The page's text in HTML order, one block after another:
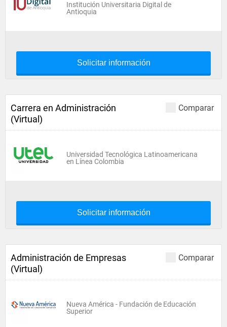
Institución Universitaria Digital de
Antioquia
Solicitar información
Comparar
Carrera en Administración
(Virtual)
Universidad Tecnológica Latinoamericana
en Línea Colombia
Solicitar información
Comparar
Administración de Empresas
(Virtual)
Nueva América - Fundación de Educación
Superior